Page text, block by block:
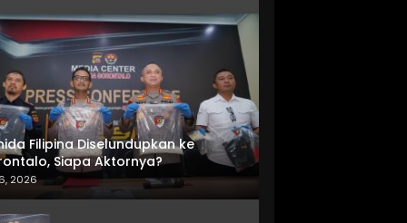
Filipina Diselundupkan ke
Siapa Aktornya?
2026